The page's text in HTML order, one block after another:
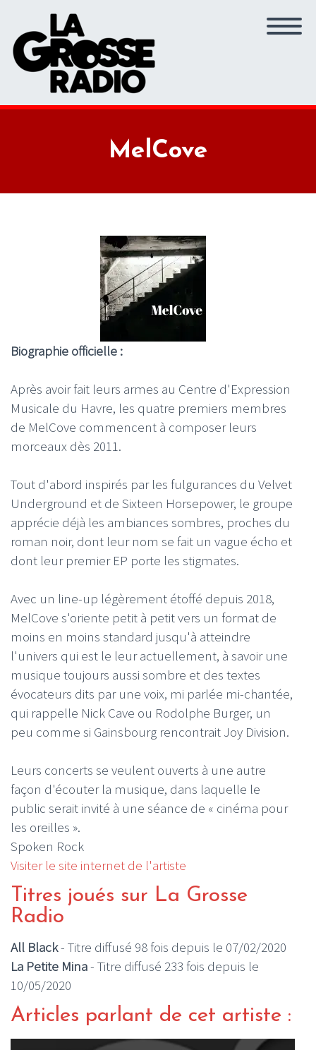
MelCove
Biographie officielle :
Après avoir fait leurs armes au Centre d'Expression
Musicale du Havre, les quatre premiers membres
de MelCove commencent à composer leurs
morceaux dès 2011.
Tout d'abord inspirés par les fulgurances du Velvet
Underground et de Sixteen Horsepower, le groupe
apprécie déjà les ambiances sombres, proches du
roman noir, dont leur nom se fait un vague écho et
dont leur premier EP porte les stigmates.
Avec un line-up légèrement étoffé depuis 2018,
MelCove s'oriente petit à petit vers un format de
moins en moins standard jusqu'à atteindre
l'univers qui est le leur actuellement, à savoir une
musique toujours aussi sombre et des textes
évocateurs dits par une voix, mi parlée mi-chantée,
qui rappelle Nick Cave ou Rodolphe Burger, un
peu comme si Gainsbourg rencontrait Joy Division.
Leurs concerts se veulent ouverts à une autre
façon d'écouter la musique, dans laquelle le
public serait invité à une séance de « cinéma pour
les oreilles ».
Spoken Rock
Visiter le site internet de l'artiste
Titres joués sur La Grosse
Radio
All Black- Titre diffusé 98 fois depuis le 07/02/2020
La Petite Mina- Titre diffusé 233 fois depuis le
10/05/2020
Articles parlant de cet artiste :